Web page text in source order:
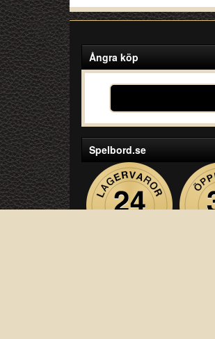
Ångra köp
Spelbord.se